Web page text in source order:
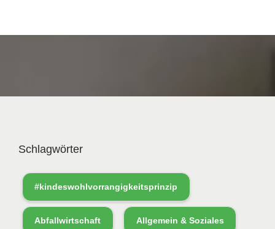
Schlagwörter
#kindeswohlvorrangigkeitsprinzip
Abfallwirtschaft Allgemein & Soziales